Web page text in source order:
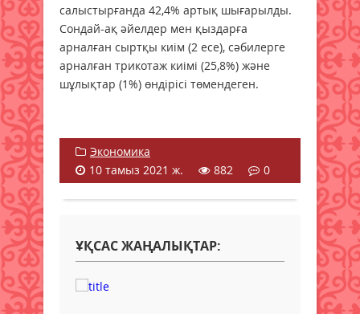
салыстырғанда 42,4% артық шығарылды.
Сондай-ақ әйелдер мен қыздарға
арналған сыртқы киім (2 есе), сәбилерге
арналған трикотаж киімі (25,8%) және
шұлықтар (1%) өндірісі төмендеген.
Экономика
10 тамыз 2021 ж.
882 0
ҰҚСАС ЖАҢАЛЫҚТАР: